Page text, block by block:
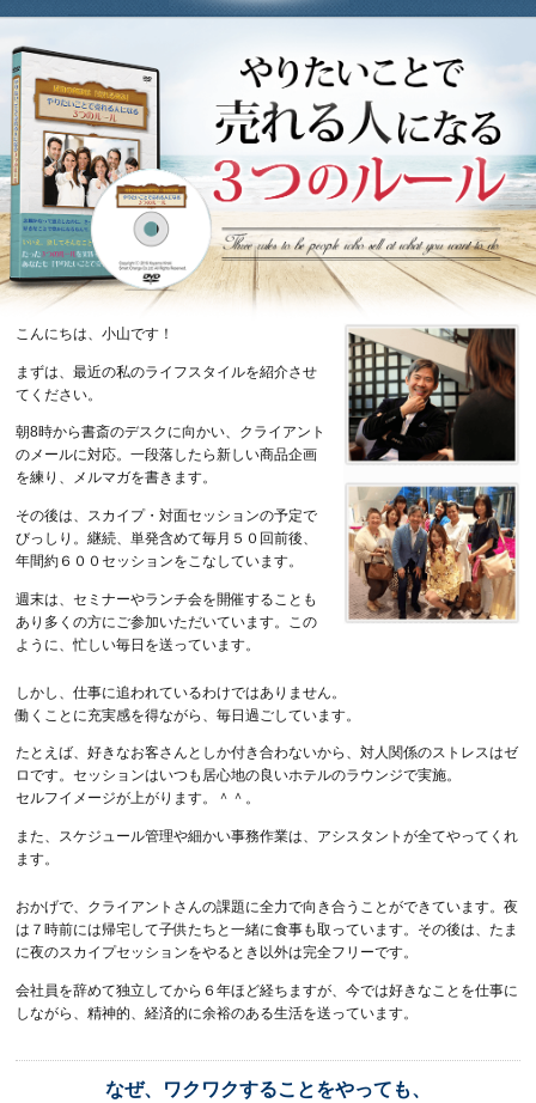
こんにちは、小山です！
まずは、最近の私のライフスタイルを紹介させ
てください。
朝8時から書斎のデスクに向かい、クライアント
のメールに対応。一段落したら新しい商品企画
を練り、メルマガを書きます。
その後は、スカイプ・対面セッションの予定で
びっしり。継続、単発含めて毎月５０回前後、
年間約６００セッションをこなしています。
週末は、セミナーやランチ会を開催することも
あり多くの方にご参加いただいています。この
ように、忙しい毎日を送っています。
しかし、仕事に追われているわけではありません。
働くことに充実感を得ながら、毎日過ごしています。
たとえば、好きなお客さんとしか付き合わないから、対人関係のストレスはゼ
ロです。セッションはいつも居心地の良いホテルのラウンジで実施。
セルフイメージが上がります。＾＾。
また、スケジュール管理や細かい事務作業は、アシスタントが全てやってくれ
ます。
おかげで、クライアントさんの課題に全力で向き合うことができています。夜
は７時前には帰宅して子供たちと一緒に食事も取っています。その後は、たま
に夜のスカイプセッションをやるとき以外は完全フリーです。
会社員を辞めて独立してから６年ほど経ちますが、今では好きなことを仕事に
しながら、精神的、経済的に余裕のある生活を送っています。
なぜ、ワクワクすることをやっても、